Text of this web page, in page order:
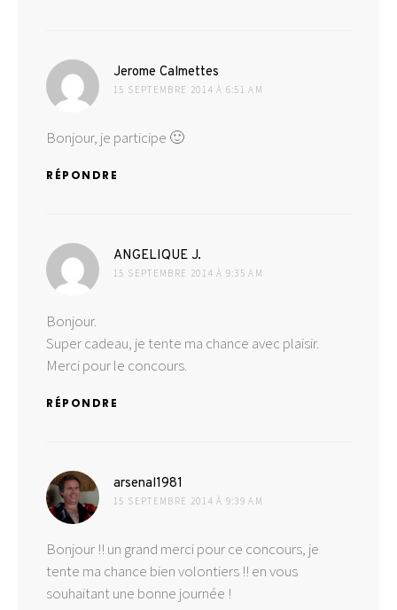
Jerome Calmettes
15 SEPTEMBRE 2014 À 6:51 AM
Bonjour, je participe 🙂
RÉPONDRE
ANGELIQUE J.
15 SEPTEMBRE 2014 À 9:35 AM
Bonjour.
Super cadeau, je tente ma chance avec plaisir.
Merci pour le concours.
RÉPONDRE
arsenal1981
15 SEPTEMBRE 2014 À 9:39 AM
Bonjour !! un grand merci pour ce concours, je
tente ma chance bien volontiers !! en vous
souhaitant une bonne journée !